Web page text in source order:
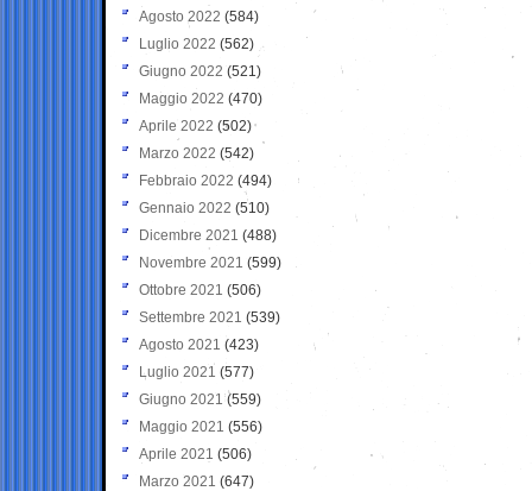
Agosto 2022 (584)
Luglio 2022 (562)
Giugno 2022 (521)
Maggio 2022 (470)
Aprile 2022 (502)
Marzo 2022 (542)
Febbraio 2022 (494)
Gennaio 2022 (510)
Dicembre 2021 (488)
Novembre 2021 (599)
Ottobre 2021 (506)
Settembre 2021 (539)
Agosto 2021 (423)
Luglio 2021 (577)
Giugno 2021(559)
Maggio 2021 (556)
Aprile 2021 (506)
Marzo 2021 (647)